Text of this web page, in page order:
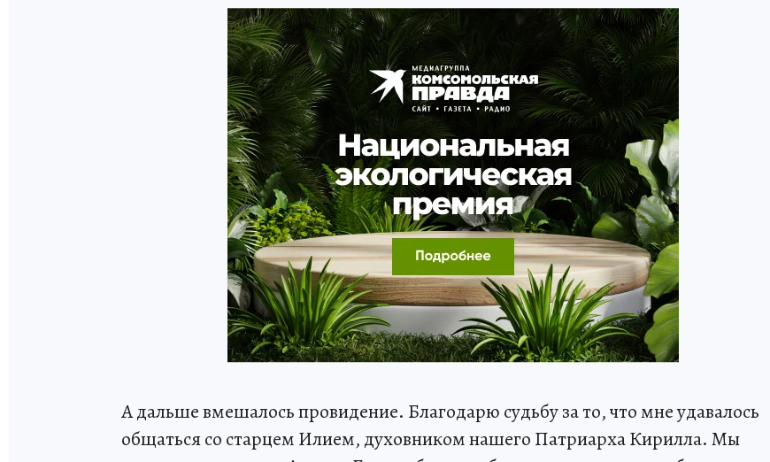
А дальше вмешалось провидение. Благодарю судьбу за то, что мне удавалось
общаться со старцем Илием, духовником нашего Патриарха Кирилла. Мы